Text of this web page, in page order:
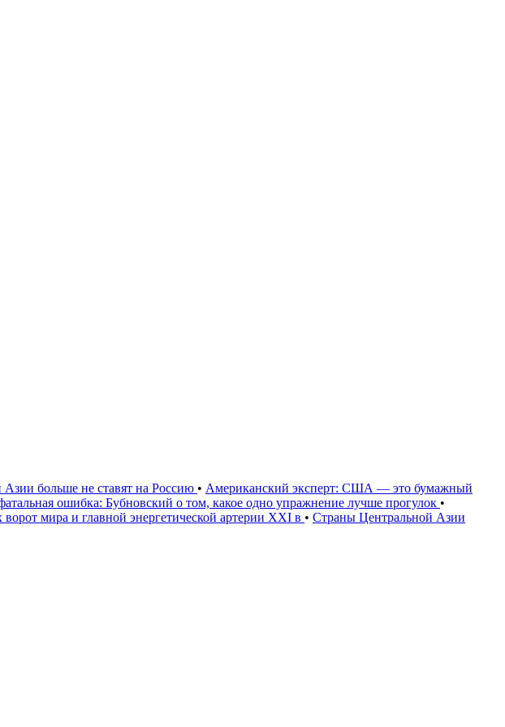
больше не ставят на Россию • Американский эксперт: США — это бумажный
ошибка: Бубновский о том, какое одно упражнение лучше прогулок •
ворот мира и главной энергетической артерии XXI в • Страны Центральной Азии